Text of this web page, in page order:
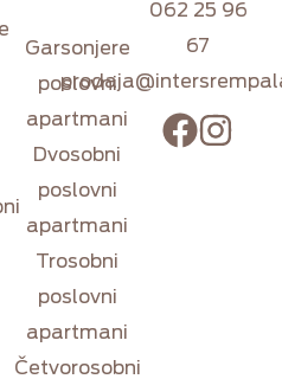
Garsonjere
poslovni
apartmani
Dvosobni
poslovni
apartmani
Trosobni
poslovni
apartmani
Četvorosobni
062 25 96
67